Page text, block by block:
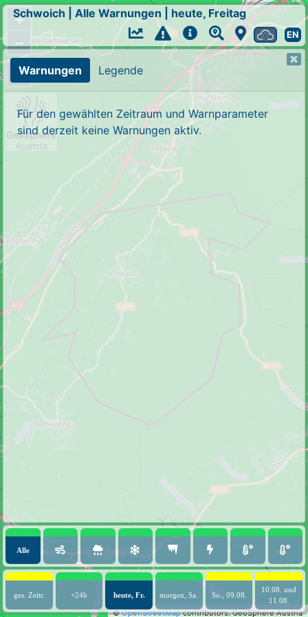
+
−
©OpenStreetMapcontributors. GeoSphere Austria
Schwoich Alle Warnungen heute, Freitag
EN
Warnungen Legende
Für den gewählten Zeitraum und Warnparameter
sind derzeit keine Warnungen aktiv.
Alle
ges. Zeitr. +24h heute, Fr. morgen, Sa. So., 09.08.
10.08. und
11.08.